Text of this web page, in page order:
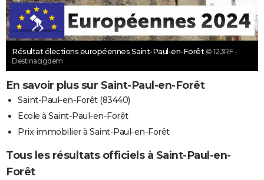
Résultat élections européennes Saint-Paul-en-Forêt © 123RF -
Destinacigdem
En savoir plus sur Saint-Paul-en-Forêt
Saint-Paul-en-Forêt (83440)
Ecole à Saint-Paul-en-Forêt
Prix immobilier à Saint-Paul-en-Forêt
Tous les résultats officiels à Saint-Paul-en-
Forêt